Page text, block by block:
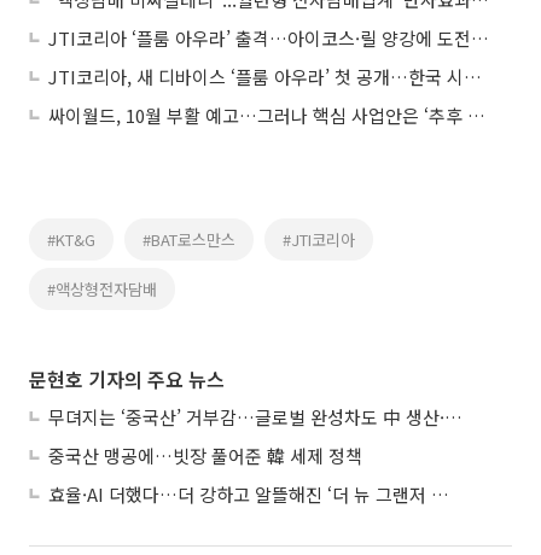
JTI코리아 ‘플룸 아우라’ 출격…아이코스·릴 양강에 도전장(종합)
JTI코리아, 새 디바이스 ‘플룸 아우라’ 첫 공개…한국 시장 공략 본격화
싸이월드, 10월 부활 예고…그러나 핵심 사업안은 ‘추후 공개’
#KT&G #BAT로스만스 #JTI코리아
#액상형전자담배
문현호 기자의 주요 뉴스
무뎌지는 ‘중국산’ 거부감…글로벌 완성차도 中 생산·협력 확대
중국산 맹공에…빗장 풀어준 韓 세제 정책
효율·AI 더했다…더 강하고 알뜰해진 ‘더 뉴 그랜저 하이브리드’